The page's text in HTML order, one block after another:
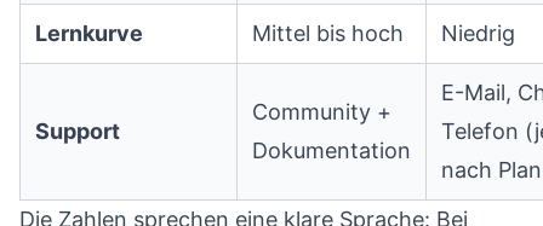
Lernkurve Mittel bis hoch Niedrig
Support
Community +
Dokumentation
E-Mail,
Telefon
nach
Die Zahlen sprechen eine klare Sprache: Bei